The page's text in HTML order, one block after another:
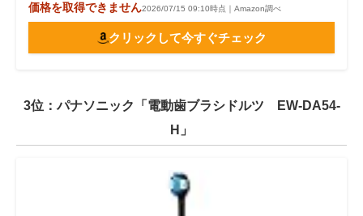
価格を取得できません2026/07/15 09:10時点｜Amazon調べ
クリックして今すぐチェック
3位：パナソニック「電動歯ブラシドルツ EW-DA54-
H」